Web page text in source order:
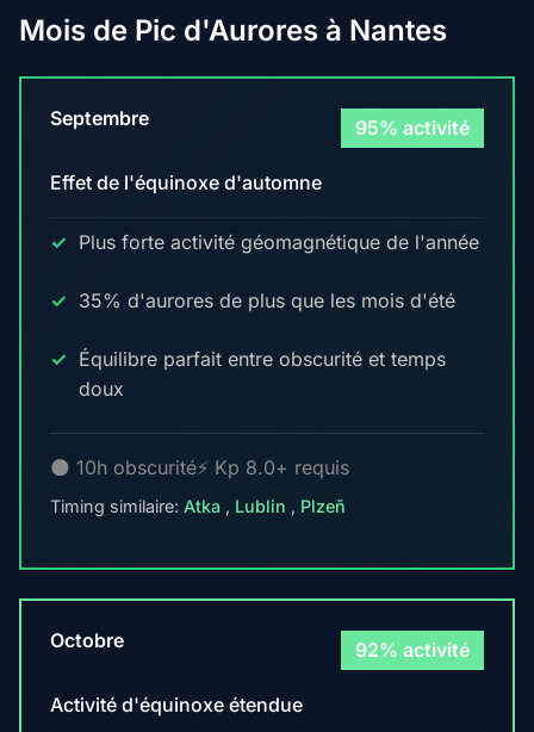
Mois de Pic d'Aurores à Nantes
Septembre 95% activité
Effet de l'équinoxe d'automne
Plus forte activité géomagnétique de l'année
35% d'aurores de plus que les mois d'été
Équilibre parfait entre obscurité et temps
doux
🌑 10h obscurité⚡ Kp 8.0+ requis
Timing similaire: Atka , Lublin , Plzeň
Octobre 92% activité
Activité d'équinoxe étendue